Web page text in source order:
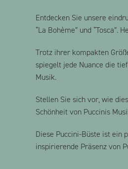
Entdecken Sie unsere
“La Bohème” und
Trotz ihrer kompakten
spiegelt jede Nuance die
Musik.
Stellen Sie sich vor, wie
Schönheit von Puccinis
Diese Puccini-Büste ist ein
inspirierende Präsenz von